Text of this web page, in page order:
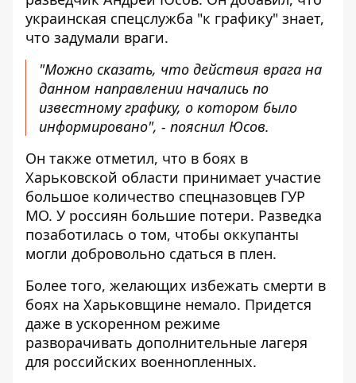
украинская спецслужба "к графику" знает,
что задумали враги.
"Можно сказать, что действия врага на
данном направлении начались по
известному графику, о котором было
информировано", - пояснил Юсов.
Он также отметил, что в боях в
Харьковской области принимает участие
большое количество спецназовцев ГУР
МО. У россиян большие потери. Разведка
позаботилась о том, чтобы оккупанты
могли добровольно сдаться в плен.
Более того, желающих избежать смерти в
боях на Харьковщине немало. Придется
даже в ускоренном режиме
разворачивать дополнительные лагеря
для российских военнопленных.